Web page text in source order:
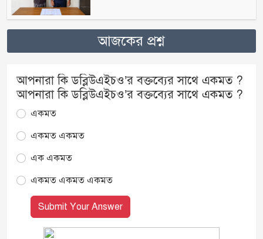
আজকের প্রশ্ন
আপনারা কি ডব্লিউএইচও’র বক্তব্যের সাথে একমত ?
আপনারা কি ডব্লিউএইচও’র বক্তব্যের সাথে একমত ?
একমত
একমত একমত
এক একমত
একমত একমত একমত
Submit Your Answer